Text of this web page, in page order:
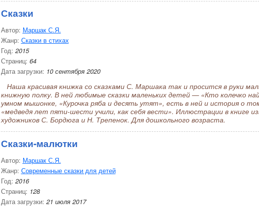
Сказки
Автор: Маршак С.Я.
Жанр: Сказки в стихах
Год: 2015
Страниц: 64
Дата загрузки: 10 сентября 2020
Наша красивая книжка со сказками С. Маршака так и просится в руки
книжную полку. В ней любимые сказки маленьких детей — «Кто колечко
умном мышонке, «Курочка ряба и десять утят», есть в ней и история о
«медведя лет пяти-шести учили, как себя вести». Иллюстрации в книге
художников С. Бордюга и Н. Трепенок. Для дошкольного возраста.
Сказки-малютки
Автор: Маршак С.Я.
Жанр: Современные сказки для детей
Год: 2016
Страниц: 128
Дата загрузки: 21 июля 2017